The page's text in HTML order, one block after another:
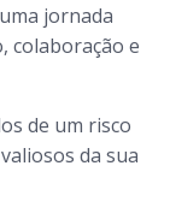
jornada
colaboração e
de um risco
da sua